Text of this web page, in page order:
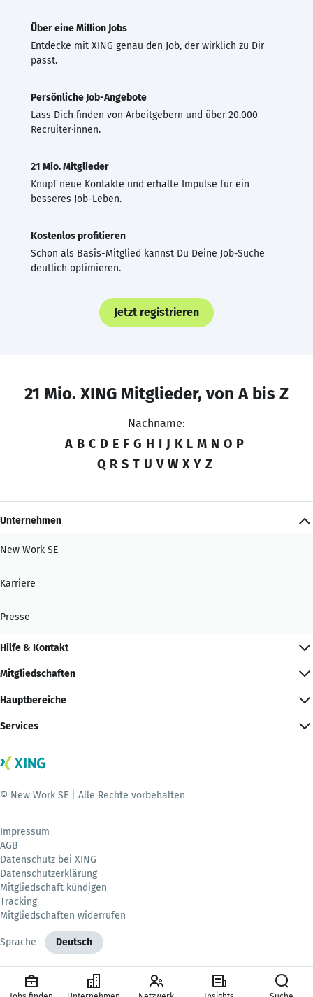
Über eine Million Jobs
Entdecke mit XING genau den Job, der wirklich zu Dir
passt.
Persönliche Job-Angebote
Lass Dich finden von Arbeitgebern und über 20.000
Recruiter·innen.
21 Mio. Mitglieder
Knüpf neue Kontakte und erhalte Impulse für ein
besseres Job-Leben.
Kostenlos profitieren
Schon als Basis-Mitglied kannst Du Deine Job-Suche
deutlich optimieren.
Jetzt registrieren
21 Mio. XING Mitglieder, von A bis Z
Nachname:
A B C D E F G H I J K L M N O P
Q R S T U V W X Y Z
Unternehmen
New Work SE
Karriere
Presse
Hilfe & Kontakt
Mitgliedschaften
Hauptbereiche
Services
© New Work SE | Alle Rechte vorbehalten
Impressum
AGB
Datenschutz bei XING
Datenschutzerklärung
Mitgliedschaft kündigen
Tracking
Mitgliedschaften widerrufen
Sprache Deutsch